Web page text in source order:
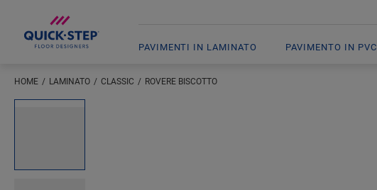
PAVIMENTI IN LAMINATO PAVIMENTO IN PVC
HOME LAMINATO CLASSIC ROVERE BISCOTTO